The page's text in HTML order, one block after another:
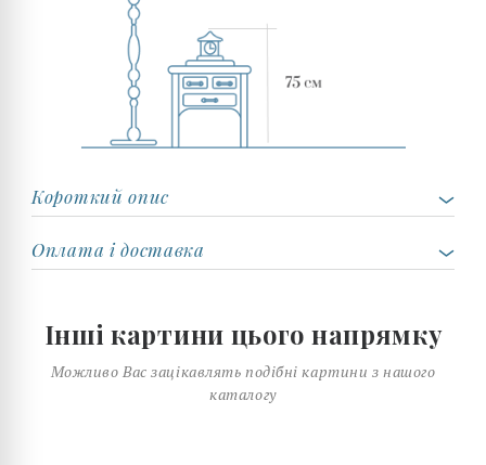
Короткий опис
Оплата і доставка
Інші картини цього напрямку
Можливо Вас зацікавлять подібні картини з нашого
каталогу